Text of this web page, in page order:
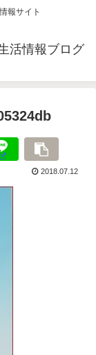
報サイト
活情報ブログ
2018.07.12